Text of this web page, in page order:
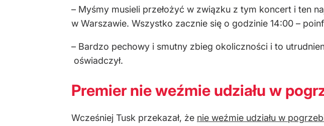
– Myśmy musieli przełożyć w związku z tym koncert i ten
w Warszawie. Wszystko zacznie się o godzinie 14:00 –
– Bardzo pechowy i smutny zbieg okoliczności i to
oświadczył.
Premier nie weźmie udziału w
Wcześniej Tusk przekazał, że nie weźmie udziału w